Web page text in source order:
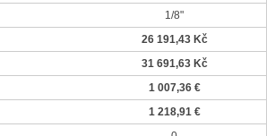
1/8"
26 191,43 Kč
31 691,63 Kč
1 007,36 €
1 218,91 €